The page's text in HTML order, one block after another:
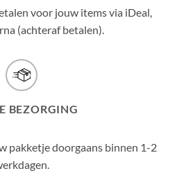
voor jouw items via iDeal,
(achteraf betalen).
BEZORGING
pakketje doorgaans binnen 1-2